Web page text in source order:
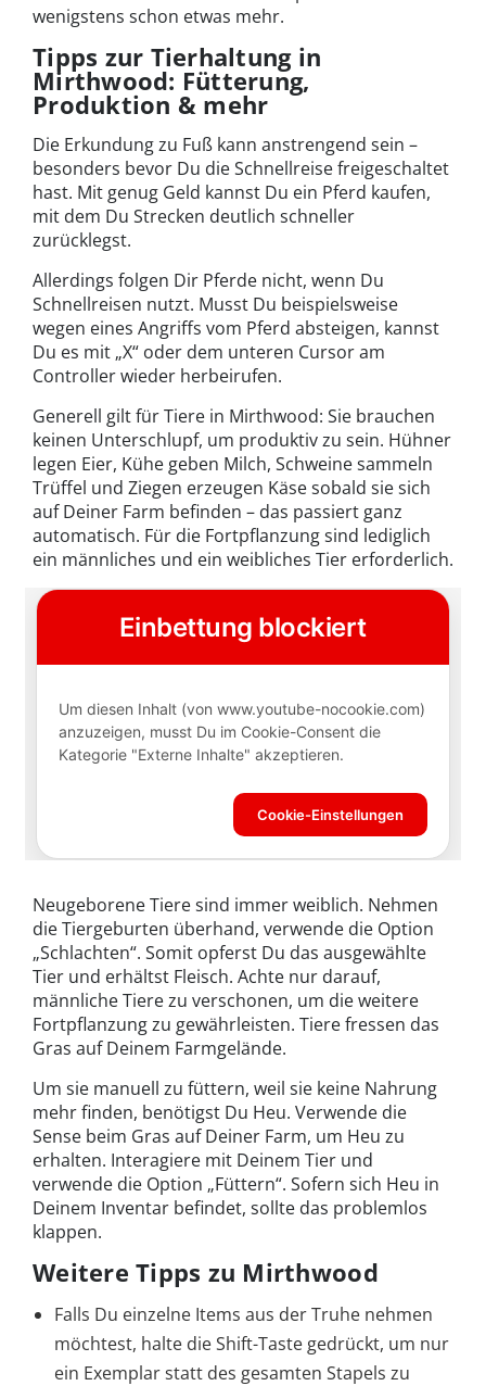
wenigstens schon etwas mehr.
Tipps zur Tierhaltung in
Mirthwood: Fütterung,
Produktion & mehr
Die Erkundung zu Fuß kann anstrengend sein –
besonders bevor Du die Schnellreise freigeschaltet
hast. Mit genug Geld kannst Du ein Pferd kaufen,
mit dem Du Strecken deutlich schneller
zurücklegst.
Allerdings folgen Dir Pferde nicht, wenn Du
Schnellreisen nutzt. Musst Du beispielsweise
wegen eines Angriffs vom Pferd absteigen, kannst
Du es mit „X“ oder dem unteren Cursor am
Controller wieder herbeirufen.
Generell gilt für Tiere in Mirthwood: Sie brauchen
keinen Unterschlupf, um produktiv zu sein. Hühner
legen Eier, Kühe geben Milch, Schweine sammeln
Trüffel und Ziegen erzeugen Käse sobald sie sich
auf Deiner Farm befinden – das passiert ganz
automatisch. Für die Fortpflanzung sind lediglich
ein männliches und ein weibliches Tier erforderlich.
Neugeborene Tiere sind immer weiblich. Nehmen
die Tiergeburten überhand, verwende die Option
„Schlachten“. Somit opferst Du das ausgewählte
Tier und erhältst Fleisch. Achte nur darauf,
männliche Tiere zu verschonen, um die weitere
Fortpflanzung zu gewährleisten. Tiere fressen das
Gras auf Deinem Farmgelände.
Um sie manuell zu füttern, weil sie keine Nahrung
mehr finden, benötigst Du Heu. Verwende die
Sense beim Gras auf Deiner Farm, um Heu zu
erhalten. Interagiere mit Deinem Tier und
verwende die Option „Füttern“. Sofern sich Heu in
Deinem Inventar befindet, sollte das problemlos
klappen.
Weitere Tipps zu Mirthwood
Falls Du einzelne Items aus der Truhe nehmen
möchtest, halte die Shift-Taste gedrückt, um nur
ein Exemplar statt des gesamten Stapels zu